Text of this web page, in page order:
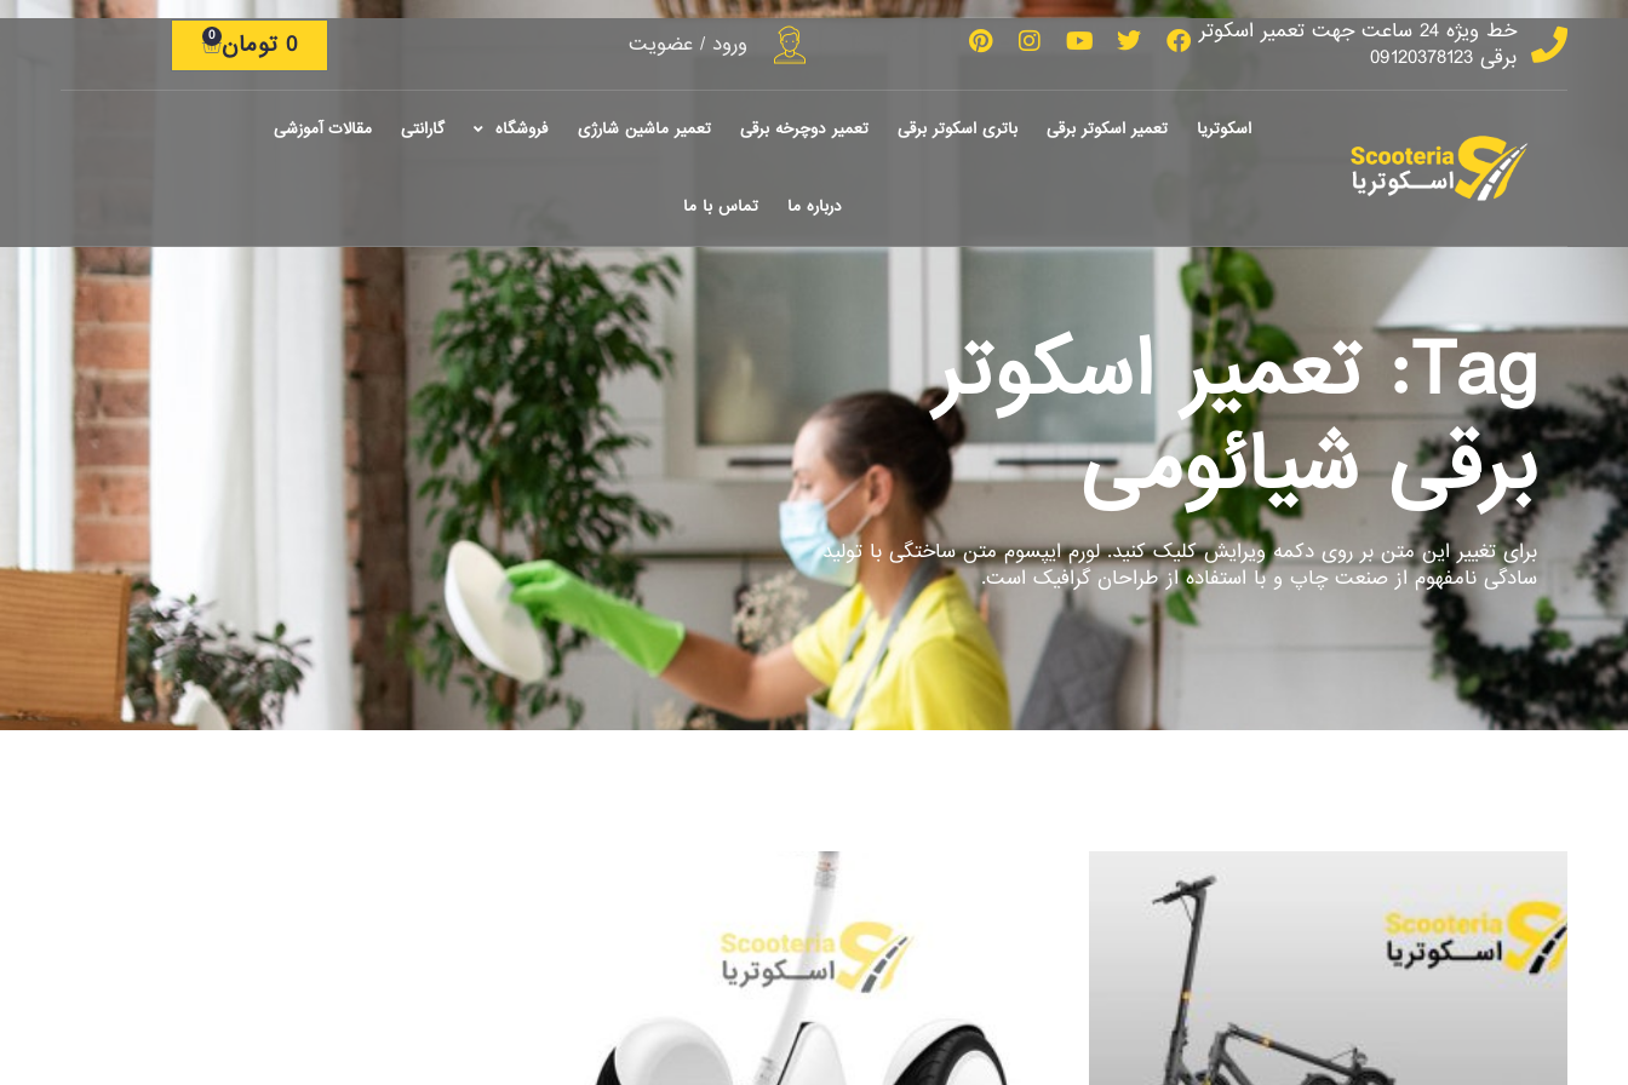
خط ویژه 24 ساعت جهت تعمیر اسکوتر
برقی 09120378123
ورود / عضویت 0 تومان 0
اسکوتریا تعمیر اسکوتر برقی باتری اسکوتر برقی تعمیر دوچرخه برقی تعمیر ماشین شارژی فروشگاه گارانتی مقالات آموزشی
درباره ما تماس با ما
Tag: تعمیر اسکوتر
برقی شیائومی
برای تغییر این متن بر روی دکمه ویرایش کلیک کنید. لورم ایپسوم متن ساختگی با تولید
سادگی نامفهوم از صنعت چاپ و با استفاده از طراحان گرافیک است.